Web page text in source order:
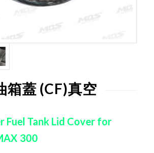
箱蓋 (CF)真空
Fuel Tank Lid Cover for
300